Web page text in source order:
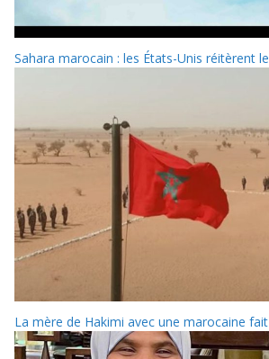
Sahara marocain : les États-Unis réitèrent
La mère de Hakimi avec une marocaine